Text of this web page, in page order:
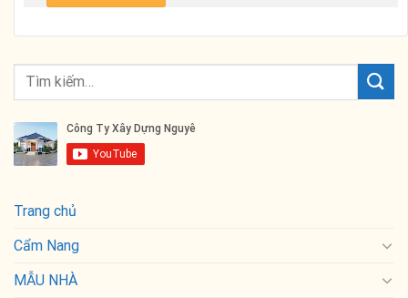
Trang chủ
Cẩm Nang
MẪU NHÀ